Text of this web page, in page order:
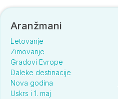
Aranžmani
Letovanje
Zimovanje
Gradovi Evrope
Daleke destinacije
Nova godina
Uskrs i 1. maj